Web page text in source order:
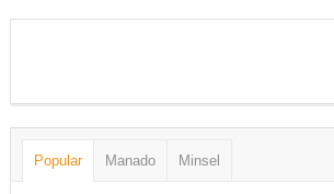
Popular Manado Minsel